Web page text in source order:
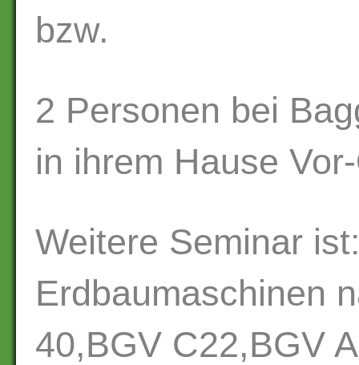
bzw.
2 Personen bei
in ihrem Hause
Weitere Seminar
Erdbaumaschinen
40,BGV C22,BGV